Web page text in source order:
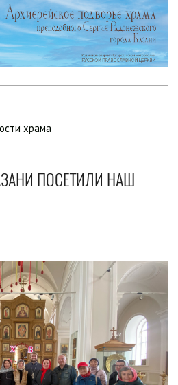
храма
ПОСЕТИЛИ НАШ